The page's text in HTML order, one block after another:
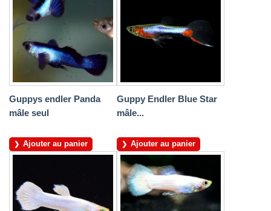
Guppys endler Panda
mâle seul
Ajouter au panier
Guppy Endler Blue Star
mâle...
Ajouter au panier